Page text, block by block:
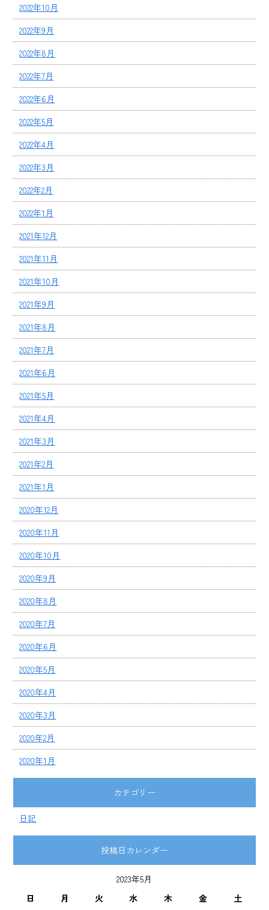
2022年10月
2022年9月
2022年8月
2022年7月
2022年6月
2022年5月
2022年4月
2022年3月
2022年2月
2022年1月
2021年12月
2021年11月
2021年10月
2021年9月
2021年8月
2021年7月
2021年6月
2021年5月
2021年4月
2021年3月
2021年2月
2021年1月
2020年12月
2020年11月
2020年10月
2020年9月
2020年8月
2020年7月
2020年6月
2020年5月
2020年4月
2020年3月
2020年2月
2020年1月
カテゴリー
日記
投稿日カレンダー
2023年5月
日
月 火 水 木 金
土